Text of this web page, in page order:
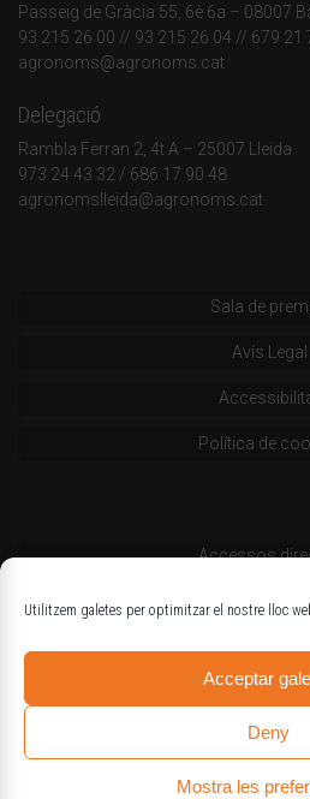
Utilitzem galetes per optimitzar el nostre lloc
Acceptar
Deny
Mostra les
Passeig de Gràcia 55, 6è 6a – 08007
93 215 26 00 // 93 215 26 04 // 679 21
agronoms@agronoms.cat
Delegació
Rambla Ferran 2, 4t A – 25007 Lleida
973 24 43 32 / 686 17 90 48
agronomslleida@agronoms.cat
Sala de
Avís Legal
Política de
Accessos
Codi
Logotips